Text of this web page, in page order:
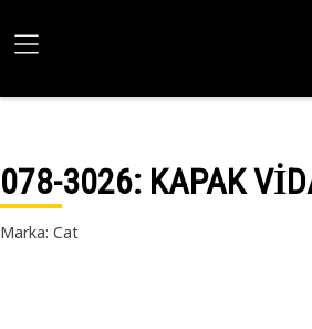
078-3026: KAPAK
Marka: Cat